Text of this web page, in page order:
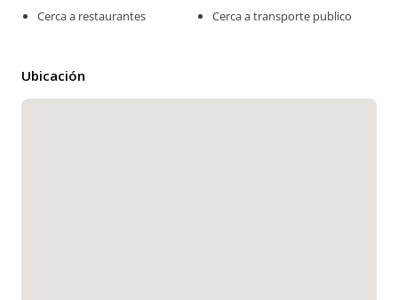
Cerca a restaurantes
Cerca a transporte publico
Ubicación